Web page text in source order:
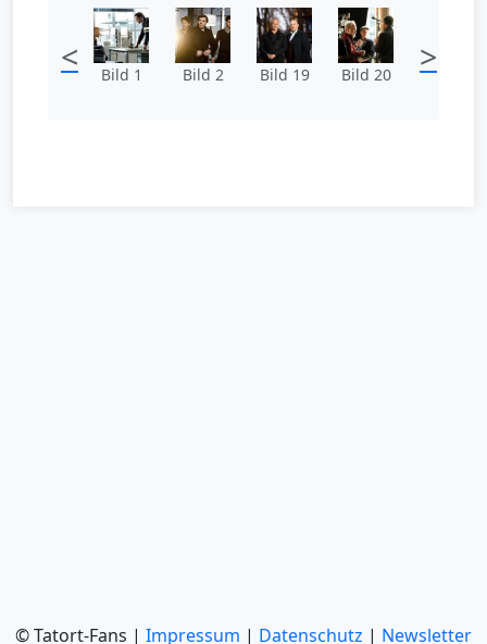
< Bild 1 Bild 2 Bild 19 Bild 20 >
© Tatort-Fans | Impressum | Datenschutz | Newsletter